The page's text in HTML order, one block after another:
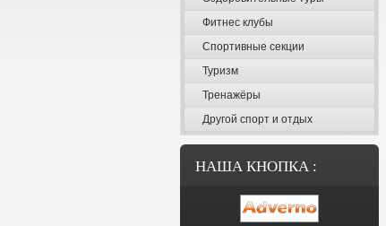
Фитнес клубы
Спортивные секции
Туризм
Тренажёры
Другой спорт и отдых
НАША КНОПКА :